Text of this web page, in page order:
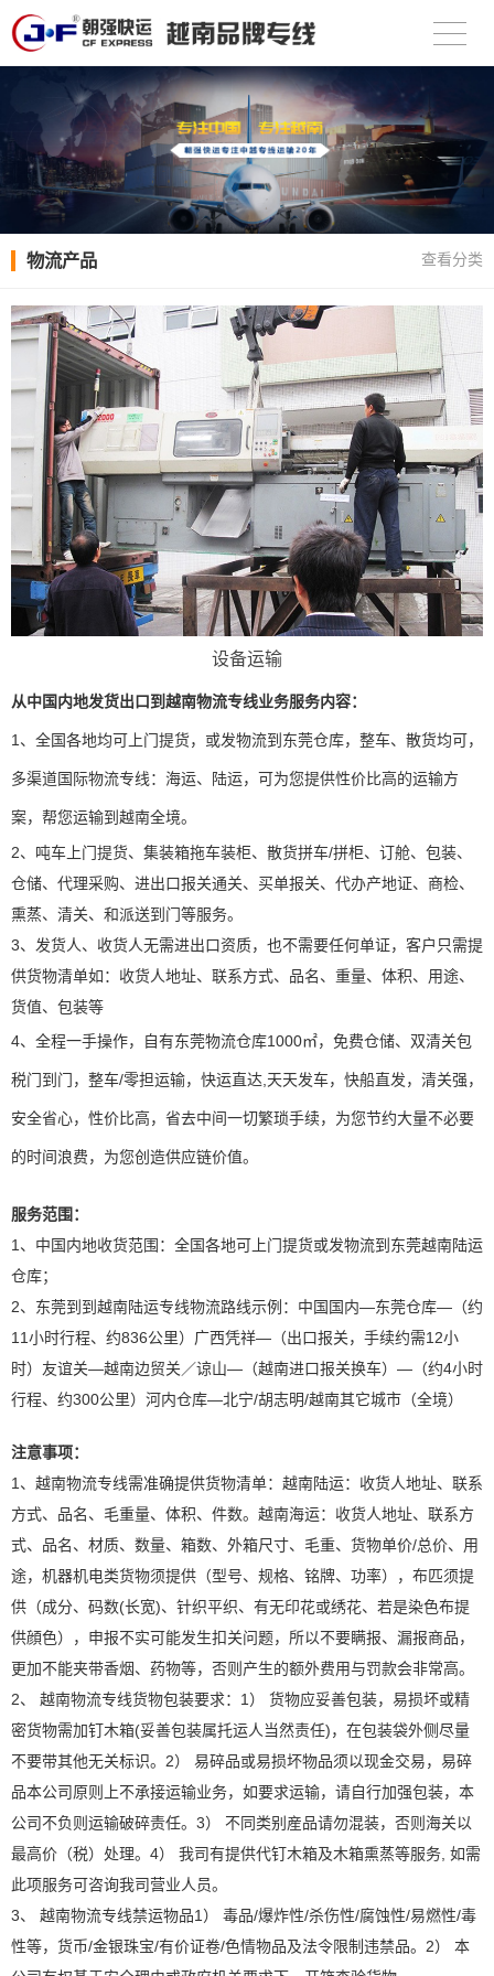
物流产品 查看分类
设备运输
从中国内地发货出口到越南物流专线业务服务内容：
1、全国各地均可上门提货，或发物流到东莞仓库，整车、散货均可，
多渠道国际物流专线：海运、陆运，可为您提供性价比高的运输方
案，帮您运输到越南全境。
2、吨车上门提货、集装箱拖车装柜、散货拼车/拼柜、订舱、包装、
仓储、代理采购、进出口报关通关、买单报关、代办产地证、商检、
熏蒸、清关、和派送到门等服务。
3、发货人、收货人无需进出口资质，也不需要任何单证，客户只需提
供货物清单如：收货人地址、联系方式、品名、重量、体积、用途、
货值、包装等
4、全程一手操作，自有东莞物流仓库1000㎡，免费仓储、双清关包
税门到门，整车/零担运输，快运直达,天天发车，快船直发，清关强，
安全省心，性价比高，省去中间一切繁琐手续，为您节约大量不必要
的时间浪费，为您创造供应链价值。
服务范围：
1、中国内地收货范围：全国各地可上门提货或发物流到东莞越南陆运
仓库；
2、东莞到到越南陆运专线物流路线示例：中国国内—东莞仓库—（约
11小时行程、约836公里）广西凭祥—（出口报关，手续约需12小
时）友谊关—越南边贸关／谅山—（越南进口报关换车）—（约4小时
行程、约300公里）河内仓库—北宁/胡志明/越南其它城市（全境）
注意事项：
1、越南物流专线需准确提供货物清单：越南陆运：收货人地址、联系
方式、品名、毛重量、体积、件数。越南海运：收货人地址、联系方
式、品名、材质、数量、箱数、外箱尺寸、毛重、货物单价/总价、用
途，机器机电类货物须提供（型号、规格、铭牌、功率），布匹须提
供（成分、码数(长宽)、针织平织、有无印花或绣花、若是染色布提
供顔色），申报不实可能发生扣关问题，所以不要瞒报、漏报商品，
更加不能夹带香烟、药物等，否则产生的额外费用与罚款会非常高。
2、 越南物流专线货物包装要求：1） 货物应妥善包装，易损坏或精
密货物需加钉木箱(妥善包装属托运人当然责任)，在包装袋外侧尽量
不要带其他无关标识。2） 易碎品或易损坏物品须以现金交易，易碎
品本公司原则上不承接运输业务，如要求运输，请自行加强包装，本
公司不负则运输破碎责任。3） 不同类别産品请勿混装，否则海关以
最高价（税）处理。4） 我司有提供代钉木箱及木箱熏蒸等服务, 如需
此项服务可咨询我司营业人员。
3、 越南物流专线禁运物品1） 毒品/爆炸性/杀伤性/腐蚀性/易燃性/毒
性等，货币/金银珠宝/有价证卷/色情物品及法令限制违禁品。2） 本